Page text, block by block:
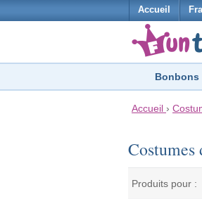
Accueil
Bonbons
Accueil ›
Costumes
Produits pour :